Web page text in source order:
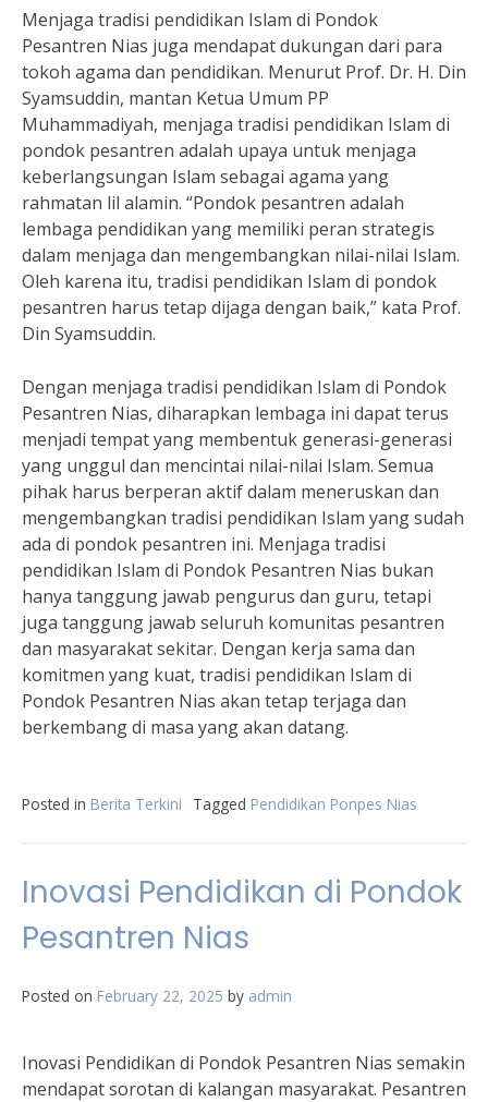
Menjaga tradisi pendidikan Islam di Pondok
Pesantren Nias juga mendapat dukungan dari para
tokoh agama dan pendidikan. Menurut Prof. Dr. H. Din
Syamsuddin, mantan Ketua Umum PP
Muhammadiyah, menjaga tradisi pendidikan Islam di
pondok pesantren adalah upaya untuk menjaga
keberlangsungan Islam sebagai agama yang
rahmatan lil alamin. “Pondok pesantren adalah
lembaga pendidikan yang memiliki peran strategis
dalam menjaga dan mengembangkan nilai-nilai Islam.
Oleh karena itu, tradisi pendidikan Islam di pondok
pesantren harus tetap dijaga dengan baik,” kata Prof.
Din Syamsuddin.
Dengan menjaga tradisi pendidikan Islam di Pondok
Pesantren Nias, diharapkan lembaga ini dapat terus
menjadi tempat yang membentuk generasi-generasi
yang unggul dan mencintai nilai-nilai Islam. Semua
pihak harus berperan aktif dalam meneruskan dan
mengembangkan tradisi pendidikan Islam yang sudah
ada di pondok pesantren ini. Menjaga tradisi
pendidikan Islam di Pondok Pesantren Nias bukan
hanya tanggung jawab pengurus dan guru, tetapi
juga tanggung jawab seluruh komunitas pesantren
dan masyarakat sekitar. Dengan kerja sama dan
komitmen yang kuat, tradisi pendidikan Islam di
Pondok Pesantren Nias akan tetap terjaga dan
berkembang di masa yang akan datang.
Posted in Berita Terkini Tagged Pendidikan Ponpes Nias
Inovasi Pendidikan di Pondok
Pesantren Nias
Posted on February 22, 2025 by admin
Inovasi Pendidikan di Pondok Pesantren Nias semakin
mendapat sorotan di kalangan masyarakat. Pesantren